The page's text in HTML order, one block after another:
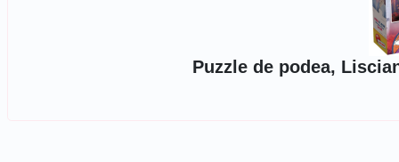
Puzzle de podea,